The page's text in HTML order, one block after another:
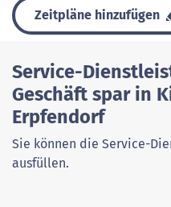
Zeitpläne hinzufügen
Service-
Geschäft spar in
Erpfendorf
Sie können die Service-
ausfüllen.